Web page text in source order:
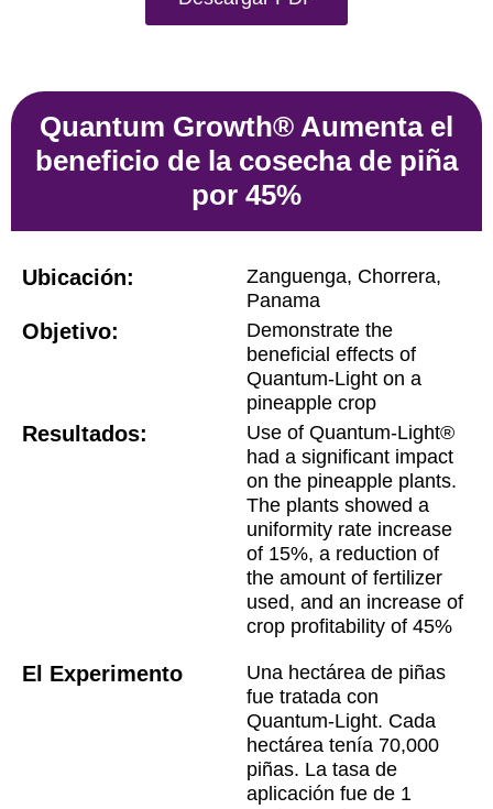
Quantum Growth® Aumenta el
beneficio de la cosecha de piña
por 45%
Ubicación:
Zanguenga, Chorrera,
Panama
Objetivo:
Demonstrate the
beneficial effects of
Quantum-Light on a
pineapple crop
Resultados:
Use of Quantum-Light®
had a significant impact
on the pineapple plants.
The plants showed a
uniformity rate increase
of 15%, a reduction of
the amount of fertilizer
used, and an increase of
crop profitability of 45%
El Experimento
Una hectárea de piñas
fue tratada con
Quantum-Light. Cada
hectárea tenía 70,000
piñas. La tasa de
aplicación fue de 1